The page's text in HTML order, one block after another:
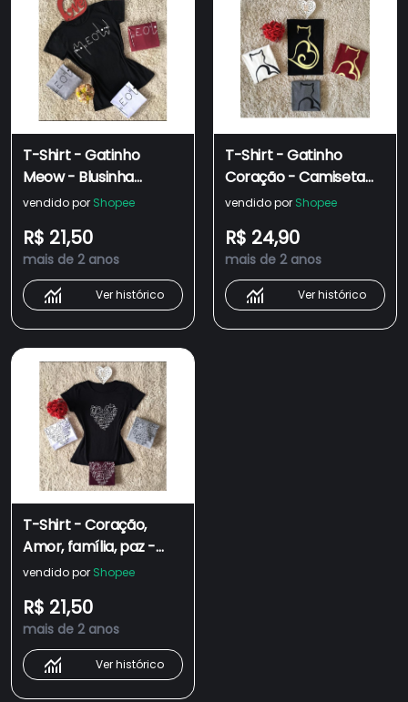
T-Shirt - Gatinho
Meow - Blusinha
Feminina Camiseta
Algodão
vendido por Shopee
R$ 21,50
mais de 2 anos
Ver histórico
T-Shirt - Gatinho
Coração - Camiseta
Feminina - Blusinha -
Algodão
vendido por Shopee
R$ 24,90
mais de 2 anos
Ver histórico
T-Shirt - Coração,
Amor, família, paz -
Camiseta Feminina -
100% Algodão
vendido por Shopee
R$ 21,50
mais de 2 anos
Ver histórico